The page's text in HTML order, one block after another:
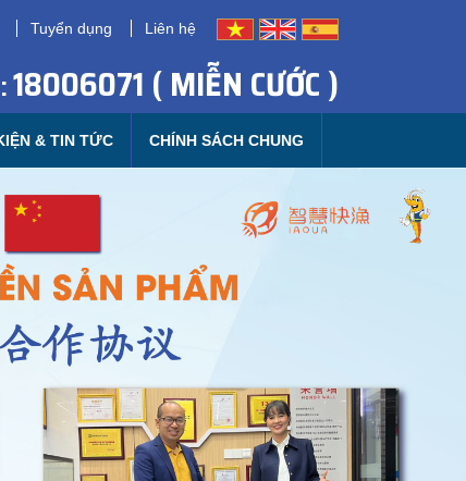
Tuyển dụng Liên hệ
18006071 ( MIỄN CƯỚC )
& TIN TỨC CHÍNH SÁCH CHUNG